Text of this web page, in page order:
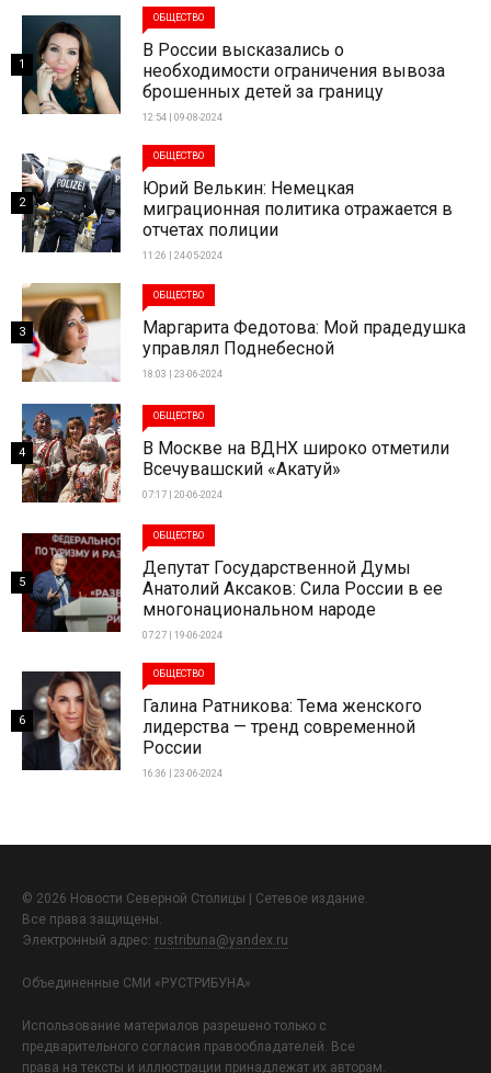
ОБЩЕСТВО
В России высказались о
необходимости ограничения вывоза
брошенных детей за границу
12:54 | 09-08-2024
1
ОБЩЕСТВО
Юрий Велькин: Немецкая
миграционная политика отражается в
отчетах полиции
11:26 | 24-05-2024
2
ОБЩЕСТВО
Маргарита Федотова: Мой прадедушка
управлял Поднебесной
18:03 | 23-06-2024
3
ОБЩЕСТВО
В Москве на ВДНХ широко отметили
Всечувашский «Акатуй»
07:17 | 20-06-2024
4
ОБЩЕСТВО
Депутат Государственной Думы
Анатолий Аксаков: Сила России в ее
многонациональном народе
07:27 | 19-06-2024
5
ОБЩЕСТВО
Галина Ратникова: Тема женского
лидерства — тренд современной
России
16:36 | 23-06-2024
6
© 2026 Новости Северной Столицы | Сетевое издание.
Все права защищены.
Электронный адрес: rustribuna@yandex.ru
Объединенные СМИ «РУСТРИБУНА»
Использование материалов разрешено только с
предварительного согласия правообладателей. Все
права на тексты и иллюстрации принадлежат их авторам.